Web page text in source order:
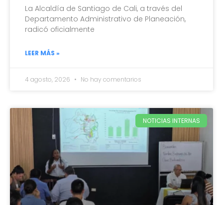
La Alcaldía de Santiago de Cali, a través del
Departamento Administrativo de Planeación,
radicó oficialmente
LEER MÁS »
4 agosto, 2026 No hay comentarios
NOTICIAS INTERNAS